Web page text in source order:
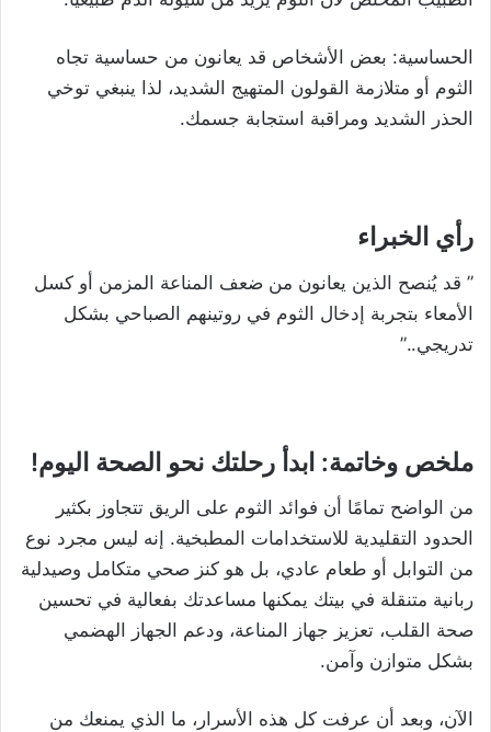
الحساسية: بعض الأشخاص قد يعانون من حساسية تجاه
الثوم أو متلازمة القولون المتهيج الشديد، لذا ينبغي توخي
الحذر الشديد ومراقبة استجابة جسمك.
رأي الخبراء
” قد يُنصح الذين يعانون من ضعف المناعة المزمن أو كسل
الأمعاء بتجربة إدخال الثوم في روتينهم الصباحي بشكل
تدريجي..”
ملخص وخاتمة: ابدأ رحلتك نحو الصحة اليوم!
من الواضح تمامًا أن فوائد الثوم على الريق تتجاوز بكثير
الحدود التقليدية للاستخدامات المطبخية. إنه ليس مجرد نوع
من التوابل أو طعام عادي، بل هو كنز صحي متكامل وصيدلية
ربانية متنقلة في بيتك يمكنها مساعدتك بفعالية في تحسين
صحة القلب، تعزيز جهاز المناعة، ودعم الجهاز الهضمي
بشكل متوازن وآمن.
الآن، وبعد أن عرفت كل هذه الأسرار، ما الذي يمنعك من